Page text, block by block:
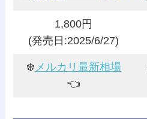
1,800円
(発売日:2025/6/27)
❄️ メルカリ最新相場
👈️